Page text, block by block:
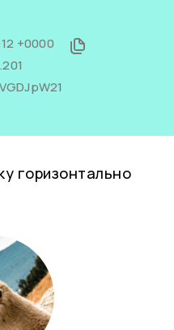
+0000
горизонтально